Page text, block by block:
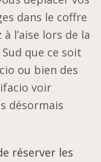
dans le coffre
l’aise lors de la
que ce soit
ou bien des
voir
désormais
réserver les